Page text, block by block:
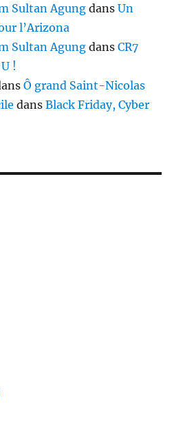
Sultan Agung dansUn
l’Arizona
Sultan Agung dansCR7
!
Ô grand Saint-Nicolas
dansBlack Friday, Cyber